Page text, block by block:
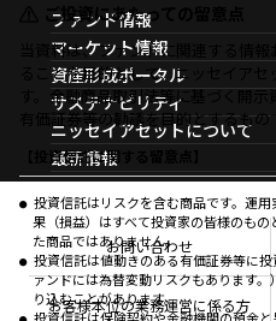
ご投資にあたっての留意点
当資料は、ファンドに関連する情
ることを目的として、ニッセイア
す。金融商品取引法等に基づく開
有価証券等の勧誘を目的とするも
【投資信託に関する留意点】
投資信託はリスクを含む商品です。運
果（損益）はすべて投資家の皆様のも
た商品ではありません。
投資信託は値動きのある有価証券等に
ァンドには為替変動リスクもあります
り込むことがあります。
ファンド情報
ファンド情報TOP
基準価額一覧
ファンド検索
ファンド比較
決算カレンダー
海外休日カレンダー
投資信託新商品のご案内
投資信託償還商品のご案内
ちょこっと3分！ファンドシ
有価証券届出書の効力の発生
こだわりのインデックスフ
なしシリーズ
確定拠出年金について
マーケット情報
マーケット情報TOP
マーケット指数
マーケットレポート
コラム
ファンドレポート
資産形成ポータル
資産形成ポータルTOP
資産形成サービス
Nダイレクト
Goal Navi
資産形成サポート
NAMシティ
お問い合わせ
サステナビリティ
サステナビリティTOP
サステナビリティ経営
サステナブル投資
ニッセイアセットについて
ニッセイアセットについてTOP
会社情報
プレスリリース
受賞歴
方針・その他開示情報
採用情報
公式キャラクターのご紹介
最新情報
マーケットニュース
商品ニュース
おしらせ
メディアお問い合わせ
お客様本位の業務運営に係る方